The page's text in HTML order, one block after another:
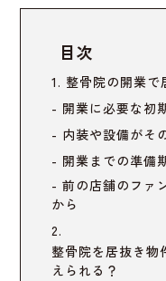
目次
整骨院の開業で
開業に必要な初
内装や設備がそ
開業までの準備
前の店舗のファ
から
整骨院を居抜き物
えられる？